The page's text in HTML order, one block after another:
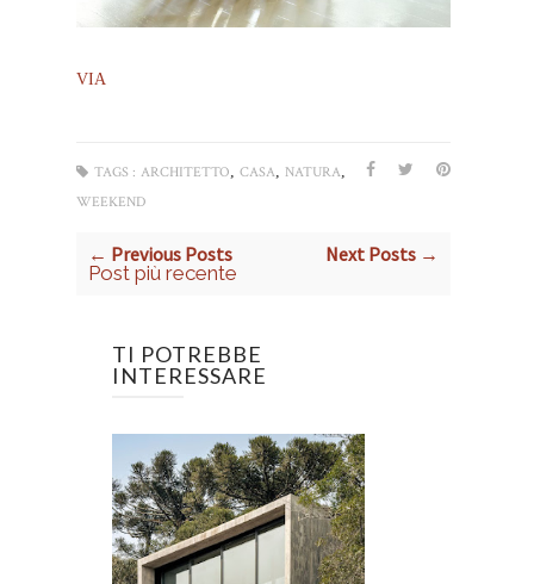
VIA
TAGS : ARCHITETTO CASA NATURA
WEEKEND
← Previous Posts
Post più recente
Next Posts →
TI POTREBBE
INTERESSARE